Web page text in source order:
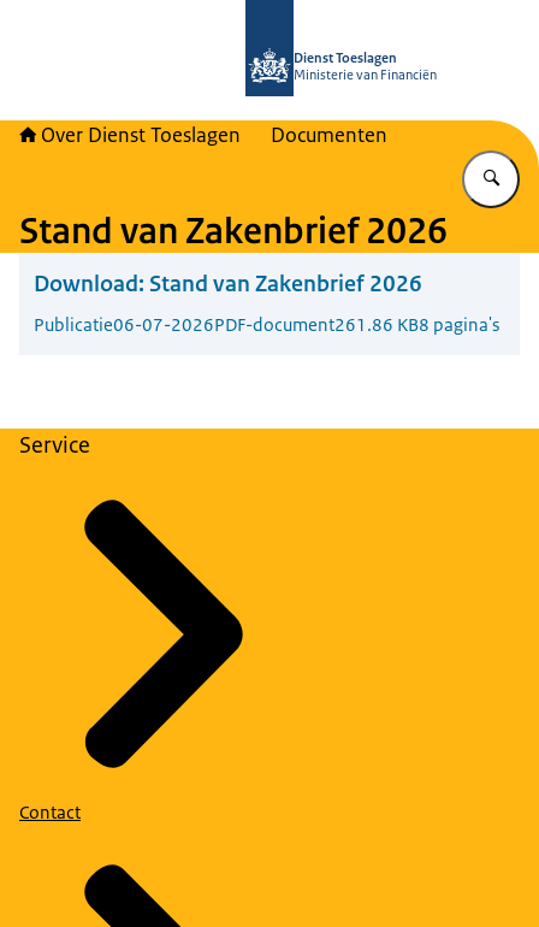
Dienst Toeslagen
Ministerie van Financiën
Over Dienst Toeslagen Documenten
Stand van Zakenbrief 2026
Download: Stand van Zakenbrief 2026
Publicatie06-07-2026PDF-document261.86 KB8 pagina's
Service
Contact